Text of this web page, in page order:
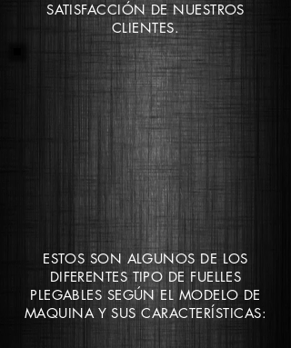
SATISFACCIÓN DE NUESTROS
CLIENTES.
ESTOS SON ALGUNOS DE LOS
DIFERENTES TIPO DE FUELLES
PLEGABLES SEGÚN EL MODELO DE
MAQUINA Y SUSCARACTERÍSTICAS: